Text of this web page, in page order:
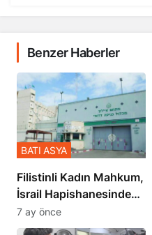
Benzer Haberler
Filistinli Kadın Mahkum,
İsrail Hapishanesindeki
Zulmü Anlattı
BATI ASYA
7 ay önce